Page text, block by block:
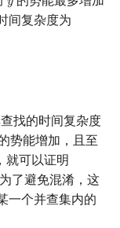
𝑦
y
间复杂度为
找的时间复杂度
势能增加，且至
，就可以证明
为了避免混淆，这
一个并查集内的